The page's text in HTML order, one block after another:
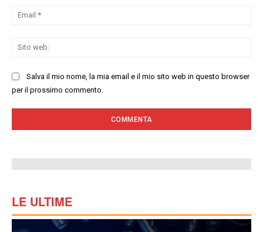
Salva il mio nome, la mia email e il mio sito web in questo browser
per il prossimo commento.
LE ULTIME